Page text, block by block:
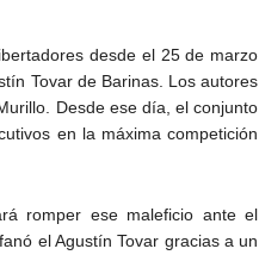
desde el 25 de marzo
Tovar de Barinas. Los autores
Desde ese día, el conjunto
en la máxima competición
romper ese maleficio ante el
el Agustín Tovar gracias a un